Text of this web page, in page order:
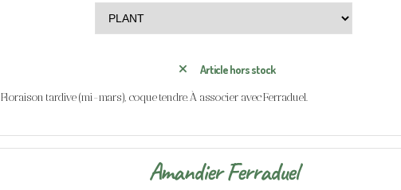
Floraison tardive (mi-mars), coque tendre. À associer avec Ferraduel.
Article hors stock
Amandier Ferraduel